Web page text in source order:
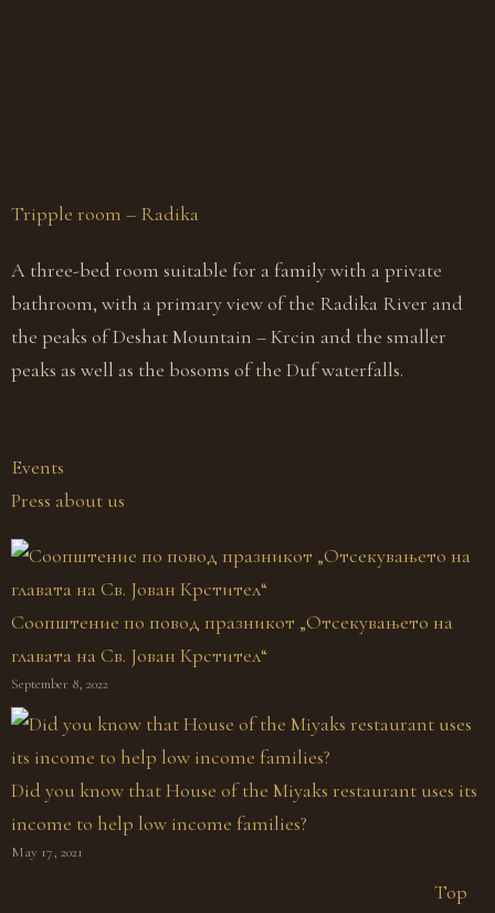
Tripple room – Radika
A three-bed room suitable for a family with a private
bathroom, with a primary view of the Radika River and
the peaks of Deshat Mountain – Krcin and the smaller
peaks as well as the bosoms of the Duf waterfalls.
Events
Press about us
Соопштение по повод празникот „Отсекувањето на
главата на Св. Јован Крстител“
September 8, 2022
Did you know that House of the Miyaks restaurant uses its
income to help low income families?
May 17, 2021
Top